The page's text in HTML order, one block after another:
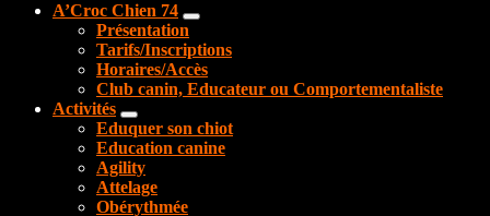
A’Croc Chien 74
Présentation
Tarifs/Inscriptions
Horaires/Accès
Club canin, Educateur ou Comportementaliste
Activités
Eduquer son chiot
Education canine
Agility
Attelage
Obérythmée